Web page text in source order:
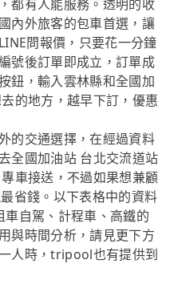
都有人能服務。透明的收
內外旅客的包車首選，讓
問報價，只要花一分鐘
號後訂單即成立，訂單成
鈕，輸入雲林縣和全國加
的地方，越早下訂，優惠
的交通選擇，在經過資料
全國加油站 台北交流道站
車接送，不過如果想兼顧
省錢。以下表格中的資料
自駕、計程車、高鐵的
與時間分析，請見更下方
人時，tripool也有提供到